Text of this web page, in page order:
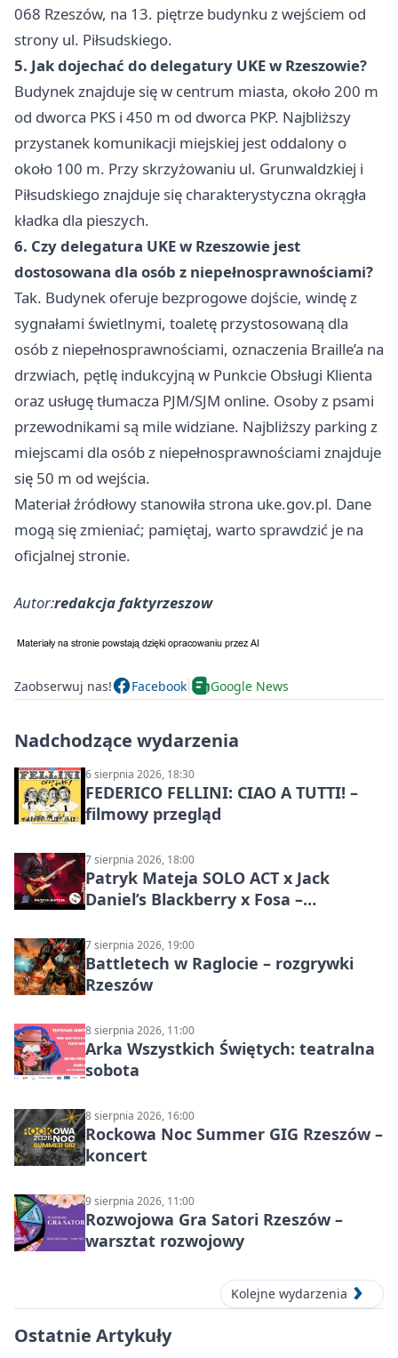
068 Rzeszów, na 13. piętrze budynku z wejściem od
strony ul. Piłsudskiego.
5. Jak dojechać do delegatury UKE w Rzeszowie?
Budynek znajduje się w centrum miasta, około 200 m
od dworca PKS i 450 m od dworca PKP. Najbliższy
przystanek komunikacji miejskiej jest oddalony o
około 100 m. Przy skrzyżowaniu ul. Grunwaldzkiej i
Piłsudskiego znajduje się charakterystyczna okrągła
kładka dla pieszych.
6. Czy delegatura UKE w Rzeszowie jest
dostosowana dla osób z niepełnosprawnościami?
Tak. Budynek oferuje bezprogowe dojście, windę z
sygnałami świetlnymi, toaletę przystosowaną dla
osób z niepełnosprawnościami, oznaczenia Braille’a na
drzwiach, pętlę indukcyjną w Punkcie Obsługi Klienta
oraz usługę tłumacza PJM/SJM online. Osoby z psami
przewodnikami są mile widziane. Najbliższy parking z
miejscami dla osób z niepełnosprawnościami znajduje
się 50 m od wejścia.
Materiał źródłowy stanowiła strona uke.gov.pl. Dane
mogą się zmieniać; pamiętaj, warto sprawdzić je na
oficjalnej stronie.
Autor:redakcja faktyrzeszow
Zaobserwuj nas! Facebook Google News
Nadchodzące wydarzenia
6 sierpnia 2026, 18:30
FEDERICO FELLINI: CIAO A TUTTI! –
filmowy przegląd
7 sierpnia 2026, 18:00
Patryk Mateja SOLO ACT x Jack
Daniel’s Blackberry x Fosa –
7 sierpnia 2026, 19:00
Battletech w Raglocie – rozgrywki
Rzeszów
8 sierpnia 2026, 11:00
Arka Wszystkich Świętych: teatralna
sobota
8 sierpnia 2026, 16:00
Rockowa Noc Summer GIG Rzeszów –
koncert
9 sierpnia 2026, 11:00
Rozwojowa Gra Satori Rzeszów –
warsztat rozwojowy
Kolejne wydarzenia
Ostatnie Artykuły